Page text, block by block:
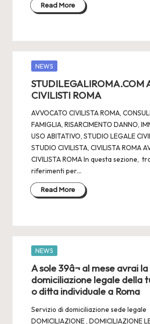
Read More
Posted
NEWS
STUDILEGALIROMA.COM
CIVILISTI ROMA
AVVOCATO CIVILISTA ROMA,
FAMIGLIA, RISARCIMENTO DANNO,
USO ABITATIVO, STUDIO LEGALE
STUDIO CIVILISTA, CIVILISTA ROMA
CIVILISTA ROMA In questa sezione,
riferimenti per…
Read More
Posted
NEWS
A sole 39â¬ al mese avrai la
domiciliazione legale della
o ditta individuale a Roma
Servizio di domiciliazione sede legale
DOMICILIAZIONE , DOMICILIAZIONE